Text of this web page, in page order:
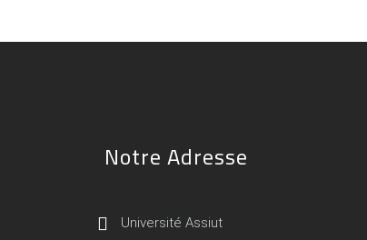
Notre Adresse
Université Assiut